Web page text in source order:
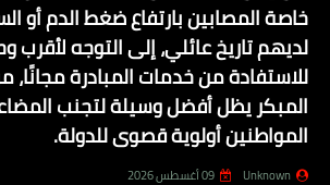
خاصة المصابين بارتفاع ضغط الدم أو
لديهم تاريخ عائلي، إلى التوجه لأقرب
للاستفادة من خدمات المبادرة
المبكر يظل أفضل وسيلة لتجنب
المواطنين أولوية قصوى للدولة.
Unknown 09 أغسطس 2026